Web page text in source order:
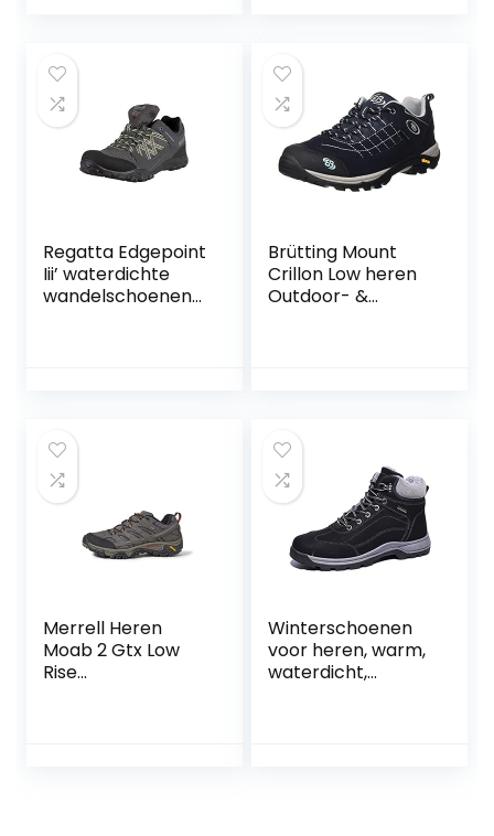
uni
Regatta Edgepoint
Iii’ waterdichte
wandelschoenen
Brütting Mount
Crillon Low heren
Outdoor- &
Merrell Heren
Moab 2 Gtx Low
Rise
Winterschoenen
voor heren, warm,
waterdicht,